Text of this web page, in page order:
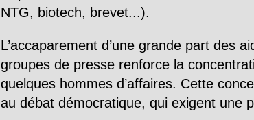
NTG, biotech, brevet...).
L’accaparement d’une grande part des
groupes de presse renforce la
quelques hommes d’affaires. Cette
au débat démocratique, qui exigent une